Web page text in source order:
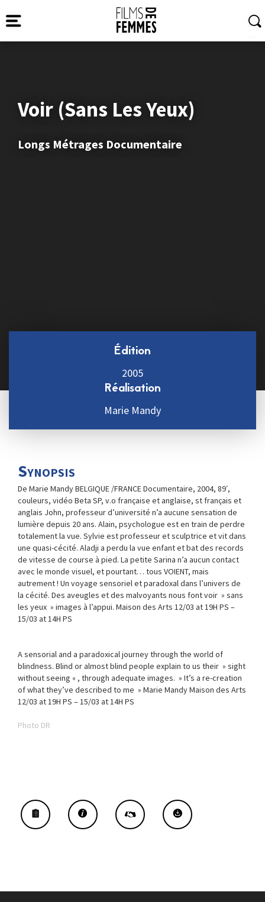
Voir (Sans Les Yeux)
Longs Métrages Documentaire
Édition
2005
Réalisation
Marie Mandy
Synopsis
De Marie Mandy BELGIQUE /FRANCE Documentaire, 2004, 89′,
couleurs, vidéo Beta SP, v.o française et anglaise, st français et
anglais John, professeur d’université n’a aucune sensation de
lumière depuis 20 ans. Alain, psychologue est en train de perdre
totalement la vue. Sylvie est professeur et sculptrice et vit dans
une quasi-cécité. Aladji a perdu la vue enfant et bat des records
de vitesse de course à pied. La petite Sarina n’a aucun contact
avec le monde visuel, et pourtant… tous VOIENT, mais
autrement ! Un voyage sensoriel et paradoxal dans l’univers de
la cécité. Des aveugles et des malvoyants nous font voir » sans
les yeux » images à l’appui. Maison des Arts 12/03 at 19H PS –
15/03 at 14H PS
A sensorial and a paradoxical journey through the world of
blindness. Blind or almost blind people explain to us their » sight
without seeing « , through adequate images. » It’s a re-creation
of what they’ve described to me » Marie Mandy Maison des Arts
12/03 at 19H PS – 15/03 at 14H PS
Photo DR